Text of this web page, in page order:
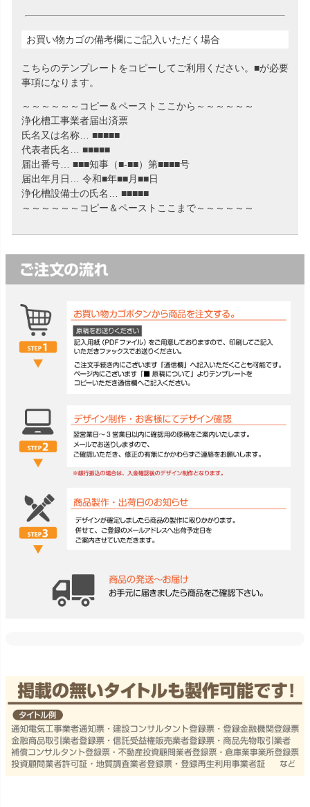
お買い物カゴの備考欄にご記入いただく場合
こちらのテンプレートをコピーしてご利用ください。■が必要
事項になります。
～～～～～～コピー＆ペーストここから～～～～～～
浄化槽工事業者届出済票
氏名又は名称… ■■■■■
代表者氏名… ■■■■■
届出番号… ■■■知事（■‐■■）第■■■■号
届出年月日… 令和■年■■月■■日
浄化槽設備士の氏名… ■■■■■
～～～～～～コピー＆ペーストここまで～～～～～～